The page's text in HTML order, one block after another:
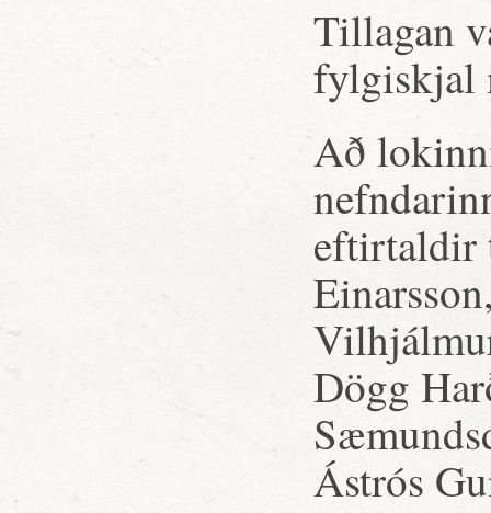
Tillagan
fylgiskjal
Að
eftirtaldir
Dögg
Ástrós